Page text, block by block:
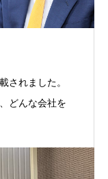
されました。
どんな会社を